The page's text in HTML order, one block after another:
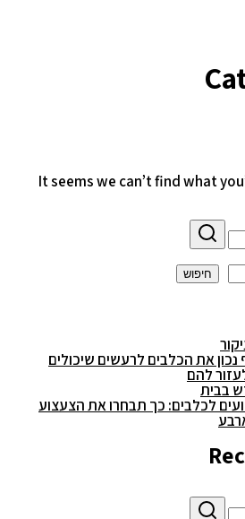
It seems we can’t find what
חיפוש
את הכלבים לרעשים שיכולים
להם
בבית
לכלבים: כך תבחרו את הצעצוע